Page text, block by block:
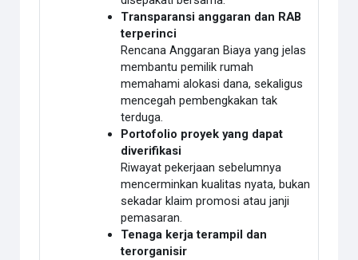
Transparansi anggaran dan RAB
terperinci
Rencana Anggaran Biaya yang jelas
membantu pemilik rumah
memahami alokasi dana, sekaligus
mencegah pembengkakan tak
terduga.
Portofolio proyek yang dapat
diverifikasi
Riwayat pekerjaan sebelumnya
mencerminkan kualitas nyata, bukan
sekadar klaim promosi atau janji
pemasaran.
Tenaga kerja terampil dan
terorganisir